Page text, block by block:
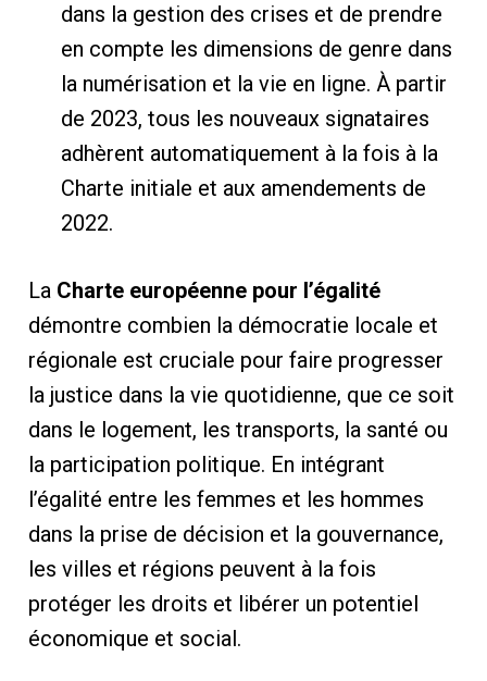
dans la gestion des crises et de prendre
en compte les dimensions de genre dans
la numérisation et la vie en ligne. À partir
de 2023, tous les nouveaux signataires
adhèrent automatiquement à la fois à la
Charte initiale et aux amendements de
2022.
La Charte européenne pour l’égalité
démontre combien la démocratie locale et
régionale est cruciale pour faire progresser
la justice dans la vie quotidienne, que ce soit
dans le logement, les transports, la santé ou
la participation politique. En intégrant
l’égalité entre les femmes et les hommes
dans la prise de décision et la gouvernance,
les villes et régions peuvent à la fois
protéger les droits et libérer un potentiel
économique et social.